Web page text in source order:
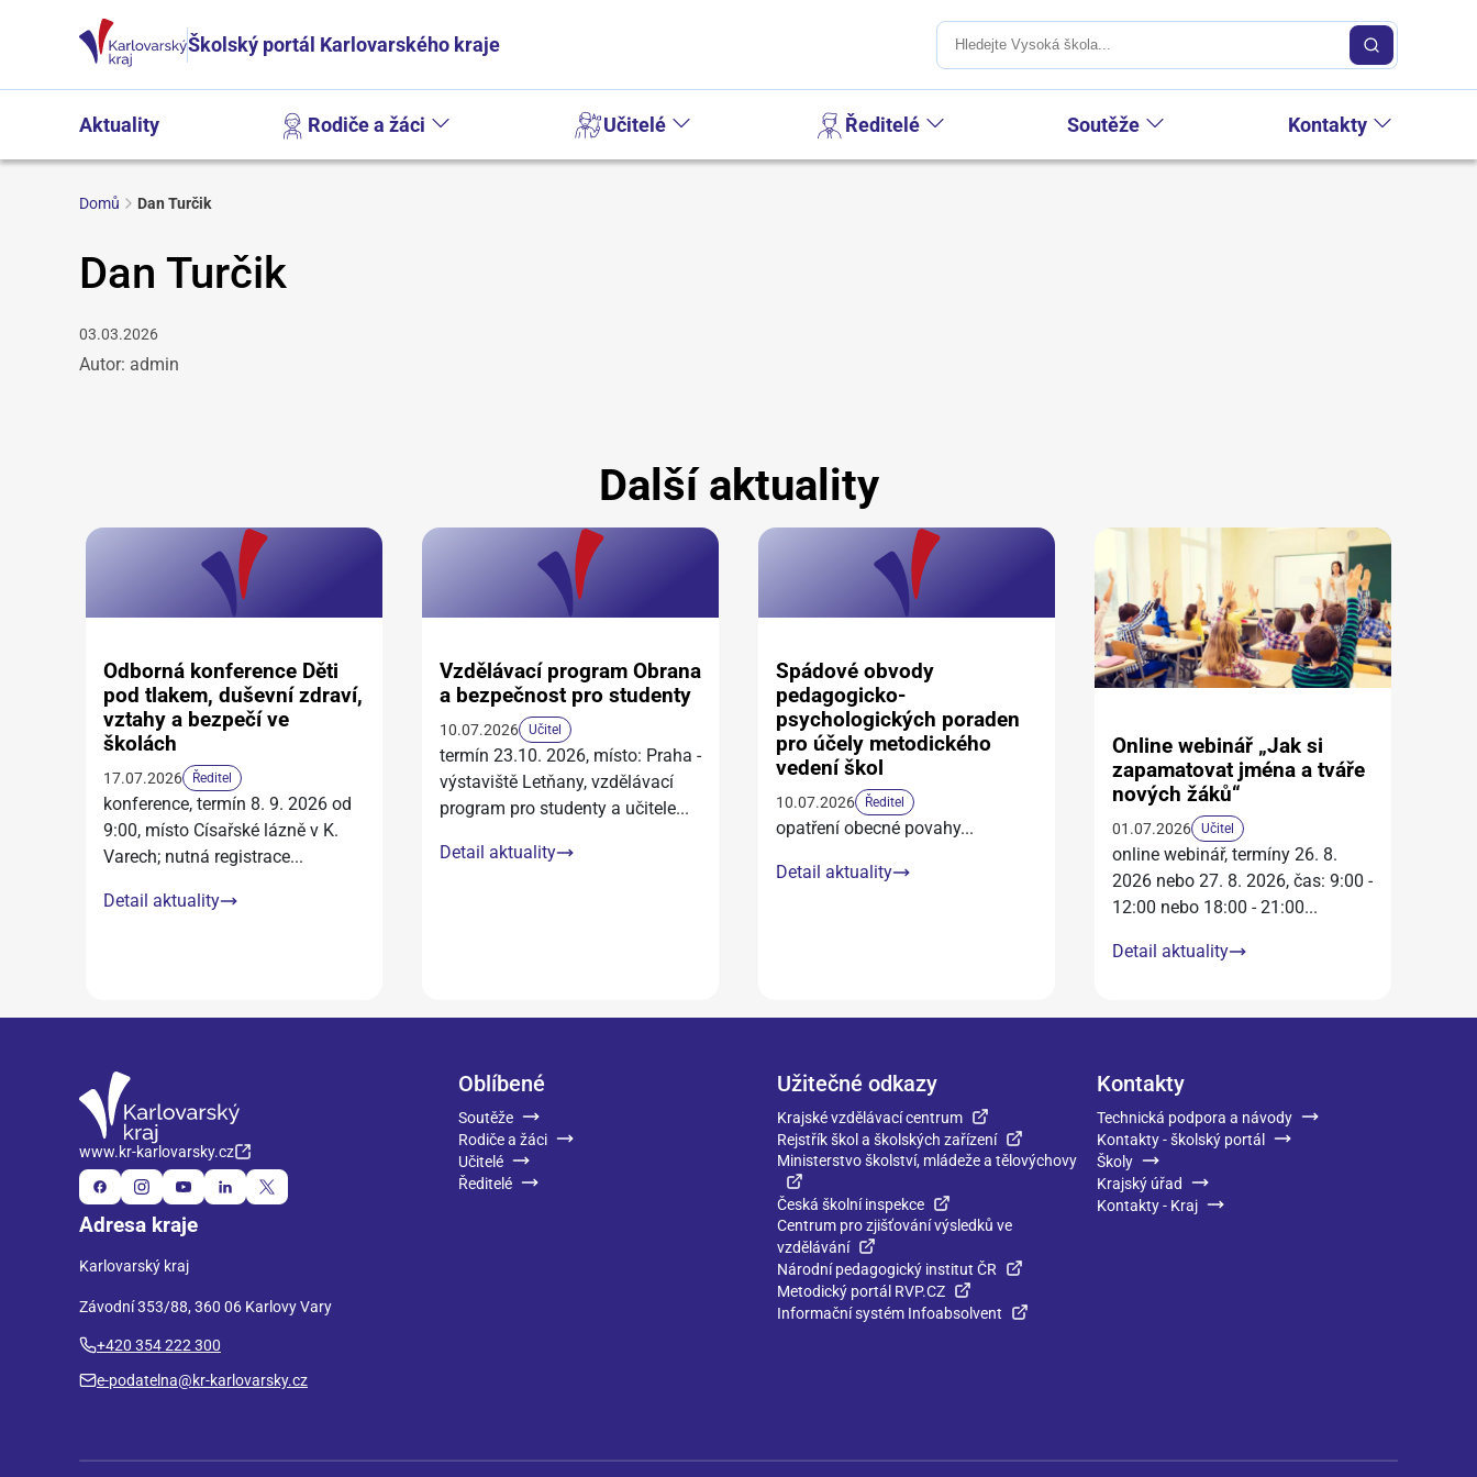
Školský portál Karlovarského kraje
Aktuality Rodiče a žáci Učitelé Ředitelé Soutěže Kontakty
Domů Dan Turčik
Dan Turčik
03.03.2026
Autor: admin
Další aktuality
Odborná konference Děti
pod tlakem, duševní zdraví,
vztahy a bezpečí ve
školách
17.07.2026 Ředitel
konference, termín 8. 9. 2026 od
9:00, místo Císařské lázně v K.
Varech; nutná registrace...
Detail aktuality
Vzdělávací program Obrana
a bezpečnost pro studenty
10.07.2026 Učitel
termín 23.10. 2026, místo: Praha -
výstaviště Letňany, vzdělávací
program pro studenty a učitele...
Detail aktuality
Spádové obvody
pedagogicko-
psychologických poraden
pro účely metodického
vedení škol
10.07.2026 Ředitel
opatření obecné povahy...
Detail aktuality
Online webinář „Jak si
zapamatovat jména a tváře
nových žáků“
01.07.2026 Učitel
online webinář, termíny 26. 8.
2026 nebo 27. 8. 2026, čas: 9:00 -
12:00 nebo 18:00 - 21:00...
Detail aktuality
www.kr-karlovarsky.cz
Adresa kraje
Karlovarský kraj
Závodní 353/88, 360 06 Karlovy Vary
+420 354 222 300
e-podatelna@kr-karlovarsky.cz
Oblíbené
Soutěže
Rodiče a žáci
Učitelé
Ředitelé
Užitečné odkazy
Krajské vzdělávací centrum
Rejstřík škol a školských zařízení
Ministerstvo školství, mládeže a tělovýchovy
Česká školní inspekce
Centrum pro zjišťování výsledků ve
vzdělávání
Národní pedagogický institut ČR
Metodický portál RVP.CZ
Informační systém Infoabsolvent
Kontakty
Technická podpora a návody
Kontakty - školský portál
Školy
Krajský úřad
Kontakty - Kraj